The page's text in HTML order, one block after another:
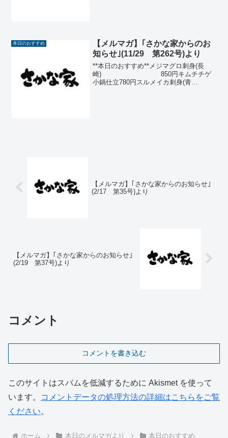
本日のおすすめ
【メルマガ】｢さかな家からのお
知らせ｣(11/29 第262号)より
**本日のおすすめ**メジマグロ刺身(長
崎) 850円キムチチゲ
小鍋仕立780円スルメイカ刺身(青
【メルマガ】｢さかな家からのお知らせ｣
(2/17 第35号)より
【メルマガ】｢さかな家からのお知らせ｣
(2/19 第37号)より
コメント
コメントを書き込む
このサイトはスパムを低減するために Akismet を使って
います。
コメントデータの処理方法の詳細はこちらをご覧
ください。
ホーム 本日のメルマガより 本日のおすすめ